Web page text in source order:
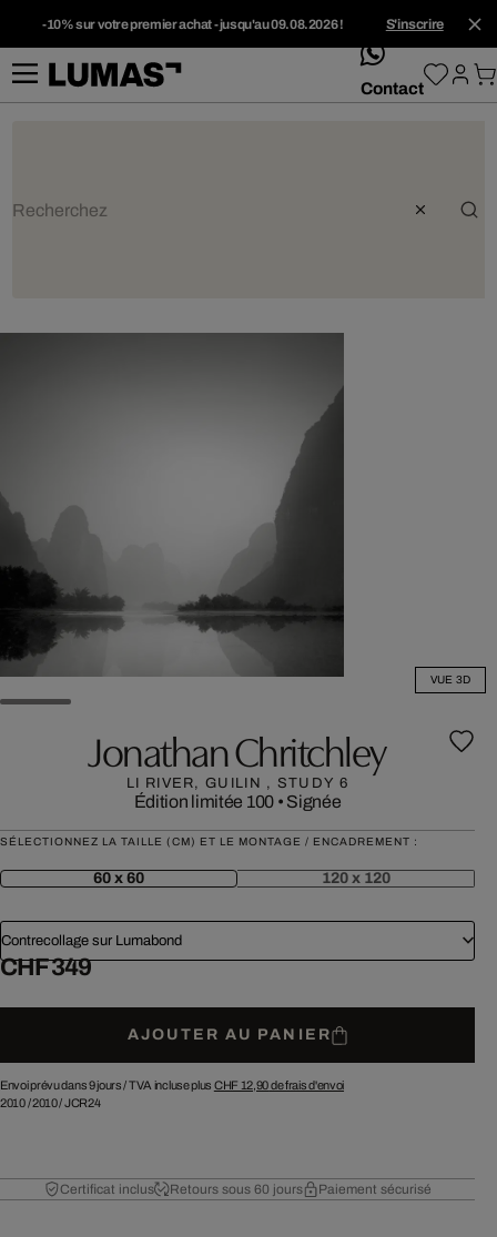
-10% sur votre premier achat - jusqu'au 09.08.2026 ! S'inscrire
whatsApp
Contact
VUE 3D
Jonathan Chritchley
LI RIVER, GUILIN , STUDY 6
Édition limitée 100 • Signée
SÉLECTIONNEZ LA TAILLE (CM) ET LE MONTAGE / ENCADREMENT :
60 x 60 120 x 120
Contrecollage sur Lumabond
CHF 349
AJOUTER AU PANIER
Envoi prévu dans 9 jours /TVA incluse plus CHF 12,90de frais d'envoi
2010/2010/JCR24
Certificat inclus Retours sous 60 jours Paiement sécurisé